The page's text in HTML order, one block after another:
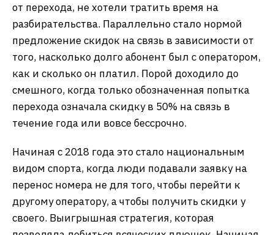
от перехода, не хотели тратить время на
разбирательства. Параллельно стало нормой
предложение скидок на связь в зависимости от
того, насколько долго абонент был с оператором,
как и сколько он платил. Порой доходило до
смешного, когда только обозначенная попытка
перехода означала скидку в 50% на связь в
течение года или вовсе бессрочно.
Начиная с 2018 года это стало национальным
видом спорта, когда люди подавали заявку на
перенос номера не для того, чтобы перейти к
другому оператору, а чтобы получить скидки у
своего. Выигрышная стратегия, которая